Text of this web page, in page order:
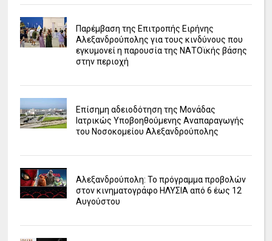
Παρέμβαση της Επιτροπής Ειρήνης
Αλεξανδρούπολης για τους κινδύνους που
εγκυμονεί η παρουσία της ΝΑΤΟϊκής βάσης
στην περιοχή
Επίσημη αδειοδότηση της Μονάδας
Ιατρικώς Υποβοηθούμενης Αναπαραγωγής
του Νοσοκομείου Αλεξανδρούπολης
Αλεξανδρούπολη: Το πρόγραμμα προβολών
στον κινηματογράφο ΗΛΥΣΙΑ από 6 έως 12
Αυγούστου